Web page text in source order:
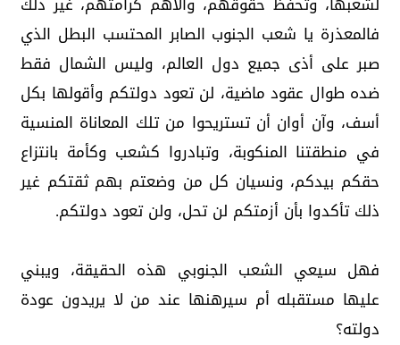
فالمعذرة يا شعب الجنوب الصابر المحتسب البطل الذي
صبر على أذى جميع دول العالم، وليس الشمال فقط
ضده طوال عقود ماضية، لن تعود دولتكم وأقولها بكل
أسف، وآن أوان أن تستريحوا من تلك المعاناة المنسية
في منطقتنا المنكوبة، وتبادروا كشعب وكأمة بانتزاع
حقكم بيدكم، ونسيان كل من وضعتم بهم ثقتكم غير
ذلك تأكدوا بأن أزمتكم لن تحل، ولن تعود دولتكم.
فهل سيعي الشعب الجنوبي هذه الحقيقة، ويبني
عليها مستقبله أم سيرهنها عند من لا يريدون عودة
دولته؟